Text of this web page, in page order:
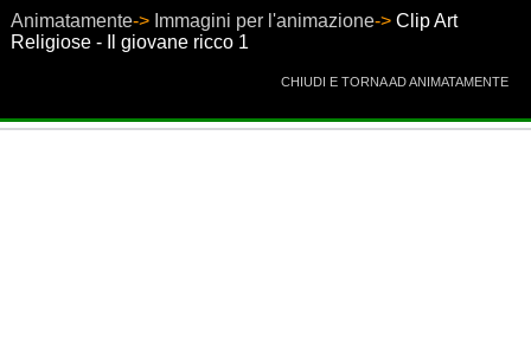
Animatamente-> Immagini per l'animazione-> Clip Art
Religiose - Il giovane ricco 1
CHIUDI E TORNA AD ANIMATAMENTE